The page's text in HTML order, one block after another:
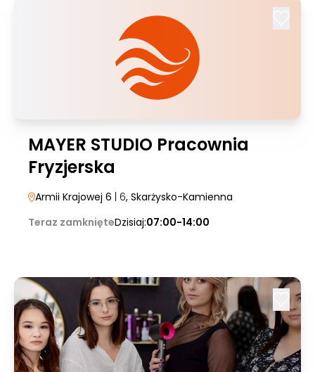
MAYER STUDIO Pracownia
Fryzjerska
Armii Krajowej 6 | 6, Skarżysko-Kamienna
Teraz zamknięteDzisiaj:07:00-14:00